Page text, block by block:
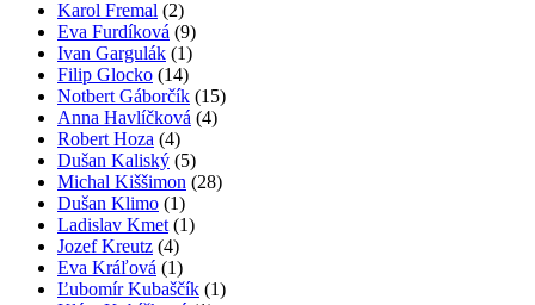
Karol Fremal (2)
Eva Furdíková (9)
Ivan Gargulák (1)
Filip Glocko (14)
Notbert Gáborčík (15)
Anna Havlíčková (4)
Robert Hoza (4)
Dušan Kaliský (5)
Michal Kiššimon (28)
Dušan Klimo (1)
Ladislav Kmet (1)
Jozef Kreutz (4)
Eva Kráľová (1)
Ľubomír Kubaščík (1)